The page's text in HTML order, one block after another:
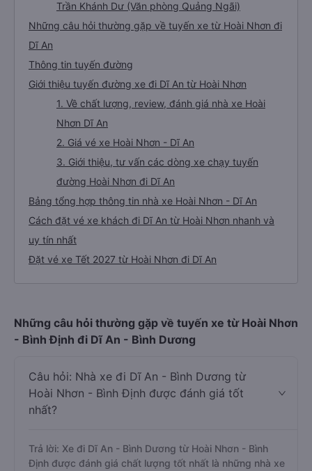
Trần Khánh Dư (Văn phòng Quảng Ngãi)
Những câu hỏi thường gặp về tuyến xe từ Hoài Nhơn đi
Dĩ An
Thông tin tuyến đường
Giới thiệu tuyến đường xe đi Dĩ An từ Hoài Nhơn
1. Về chất lượng, review, đánh giá nhà xe Hoài
Nhơn Dĩ An
2. Giá vé xe Hoài Nhơn - Dĩ An
3. Giới thiệu, tư vấn các dòng xe chạy tuyến
đường Hoài Nhơn đi Dĩ An
Bảng tổng hợp thông tin nhà xe Hoài Nhơn - Dĩ An
Cách đặt vé xe khách đi Dĩ An từ Hoài Nhơn nhanh và
uy tín nhất
Đặt vé xe Tết 2027 từ Hoài Nhơn đi Dĩ An
Những câu hỏi thường gặp về tuyến xe từ Hoài Nhơn
- Bình Định đi Dĩ An - Bình Dương
Câu hỏi: Nhà xe đi Dĩ An - Bình Dương từ
Hoài Nhơn - Bình Định được đánh giá tốt
nhất?
Trả lời: Xe đi Dĩ An - Bình Dương từ Hoài Nhơn - Bình
Định được đánh giá chất lượng tốt nhất là những nhà xe